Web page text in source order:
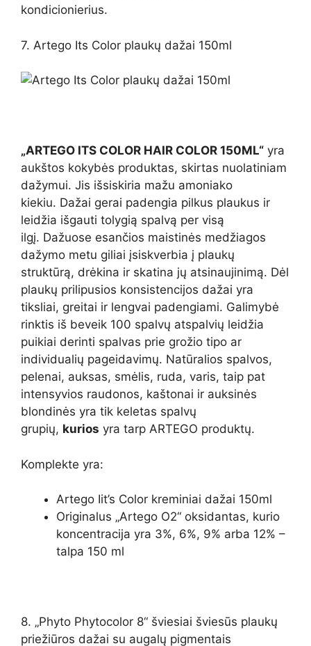
kondicionierius.
7. Artego Its Color plaukų dažai 150ml
„ARTEGO ITS COLOR HAIR COLOR 150ML“ yra
aukštos kokybės produktas, skirtas nuolatiniam
dažymui. Jis išsiskiria mažu amoniako
kiekiu. Dažai gerai padengia pilkus plaukus ir
leidžia išgauti tolygią spalvą per visą
ilgį. Dažuose esančios maistinės medžiagos
dažymo metu giliai įsiskverbia į plaukų
struktūrą, drėkina ir skatina jų atsinaujinimą. Dėl
plaukų prilipusios konsistencijos dažai yra
tiksliai, greitai ir lengvai padengiami. Galimybė
rinktis iš beveik 100 spalvų atspalvių leidžia
puikiai derinti spalvas prie grožio tipo ar
individualių pageidavimų. Natūralios spalvos,
pelenai, auksas, smėlis, ruda, varis, taip pat
intensyvios raudonos, kaštonai ir auksinės
blondinės yra tik keletas spalvų
grupių, kurios yra tarp ARTEGO produktų.
Komplekte yra:
Artego Iit’s Color kreminiai dažai 150ml
Originalus „Artego O2“ oksidantas, kurio
koncentracija yra 3%, 6%, 9% arba 12% –
talpa 150 ml
8. „Phyto Phytocolor 8“ šviesiai šviesūs plaukų
priežiūros dažai su augalų pigmentais